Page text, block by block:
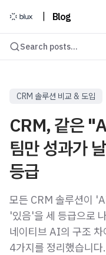
Blog
Search posts...
CRM 솔루션 비교 & 도입
CRM, 같은
팀만 성과가
등급
모든 CRM 솔루션이
'있음'을 세 등급으로
네이티브 AI의 구조
4가지를 정리했습니다.